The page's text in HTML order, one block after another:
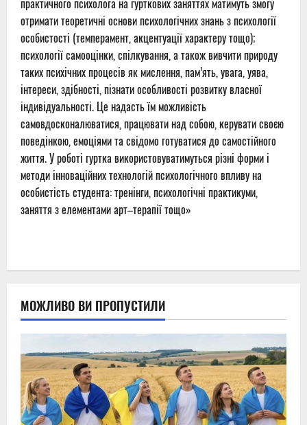
практичного психолога на гурткових заняттях матимуть змогу
отримати теоретичні основи психологічних знань з психології
особистості (темперамент, акцентуації характеру тощо);
психології самооцінки, спілкування, а також вивчити природу
таких психічних процесів як мислення, пам’ять, увага, уява,
інтереси, здібності, пізнати особливості розвитку власної
індивідуальності. Це надасть їм можливість
самовдосконалюватися, працювати над собою, керувати своєю
поведінкою, емоціями та свідомо готуватися до самостійного
життя. У роботі гуртка використовуватимуться різні форми і
методи інноваційних технологій психологічного впливу на
особистість студента: тренінги, психологічні практикуми,
заняття з елементами арт–терапії тощо»
МОЖЛИВО ВИ ПРОПУСТИЛИ